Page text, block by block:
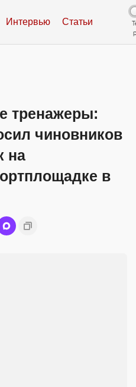
Интервью Статьи
тренажеры:
чиновников
на
в